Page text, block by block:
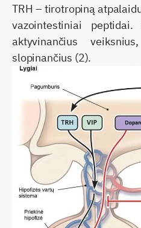
TRH – tirotropiną
vazointestiniai
aktyvinančius
slopinančius (2).